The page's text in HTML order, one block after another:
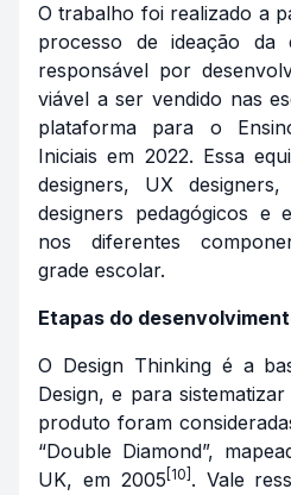
O trabalho foi realizado a
processo de ideação da
responsável por
viável a ser vendido nas
plataforma para o
Iniciais em 2022. Essa
designers, UX
designers pedagógicos e
nos diferentes
grade escolar.
Etapas do
O Design Thinking é a
Design, e para
produto foram
“Double Diamond”,
UK, em 2005 [10] . Vale